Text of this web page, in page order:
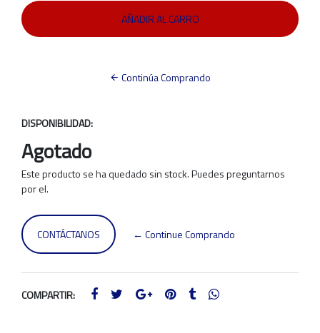
Continúa Comprando
DISPONIBILIDAD:
Agotado
Este producto se ha quedado sin stock. Puedes preguntarnos
por el.
CONTÁCTANOS ← Continue Comprando
COMPARTIR: